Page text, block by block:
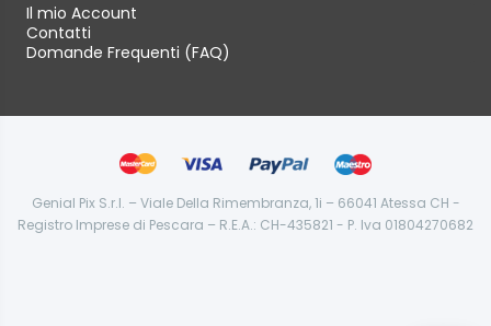
Il mio Account
Contatti
Domande Frequenti (FAQ)
Genial Pix S.r.l. – Viale Della Rimembranza, 1i – 66041 Atessa CH -
Registro Imprese di Pescara – R.E.A.: CH-435821 - P. Iva 01804270682